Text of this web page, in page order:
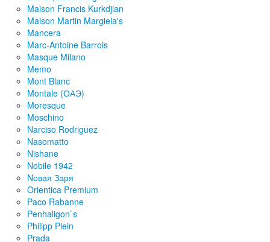
Maison Francis Kurkdjian
Maison Martin Margiela's
Mancera
Marc-Antoine Barrois
Masque Milano
Memo
Mont Blanc
Montale (ОАЭ)
Moresque
Moschino
Narciso Rodriguez
Nasomatto
Nishane
Nobile 1942
Nовая Заря
Orientica Premium
Paco Rabanne
Penhaligon`s
Philipp Plein
Prada